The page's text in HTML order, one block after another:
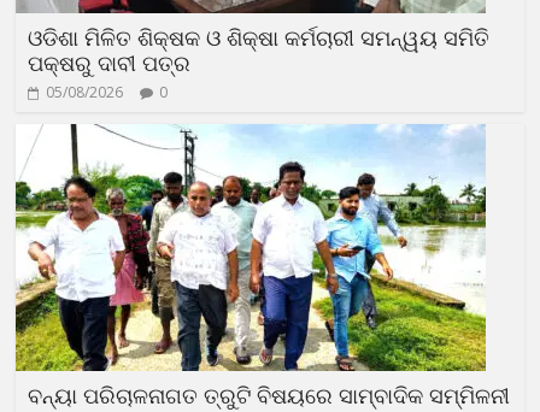
ଓଡିଶା ମିଳିତ ଶିକ୍ଷକ ଓ ଶିକ୍ଷା କର୍ମଚାରୀ ସମନ୍ୱୟ ସମିତି
ପକ୍ଷରୁ ଦାବୀ ପତ୍ର
05/08/2026 0
ବନ୍ୟା ପରିଚାଳନାଗତ ତ୍ରୁଟି ବିଷୟରେ ସାମ୍ବାଦିକ ସମ୍ମିଳନୀ